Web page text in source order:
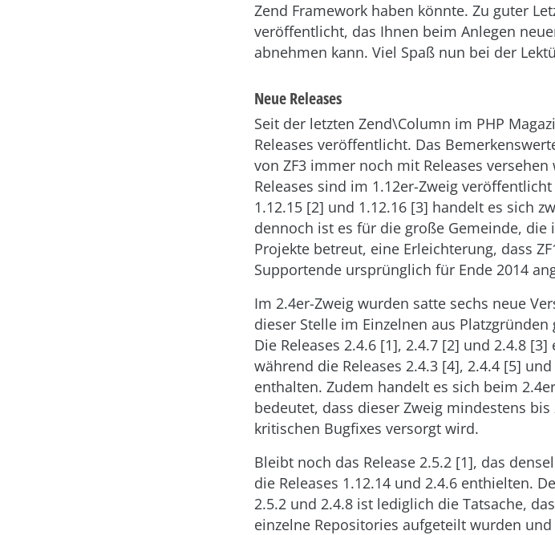
Zend Framework haben könnte. Zu guter
veröffentlicht, das Ihnen beim Anlegen
abnehmen kann. Viel Spaß nun bei der
Neue Releases
Seit der letzten Zend\Column im PHP
Releases veröffentlicht. Das
von ZF3 immer noch mit Releases
Releases sind im 1.12er-Zweig
1.12.15 [2] und 1.12.16 [3] handelt es sich
dennoch ist es für die große Gemeinde, die
Projekte betreut, eine Erleichterung, dass
Supportende ursprünglich für Ende 2014
Im 2.4er-Zweig wurden satte sechs neue
dieser Stelle im Einzelnen aus
Die Releases 2.4.6 [1], 2.4.7 [2] und 2.4.8
während die Releases 2.4.3 [4], 2.4.4 [5]
enthalten. Zudem handelt es sich beim
bedeutet, dass dieser Zweig mindestens
kritischen Bugfixes versorgt wird.
Bleibt noch das Release 2.5.2 [1], das
die Releases 1.12.14 und 2.4.6 enthielten.
2.5.2 und 2.4.8 ist lediglich die Tatsache,
einzelne Repositories aufgeteilt wurden